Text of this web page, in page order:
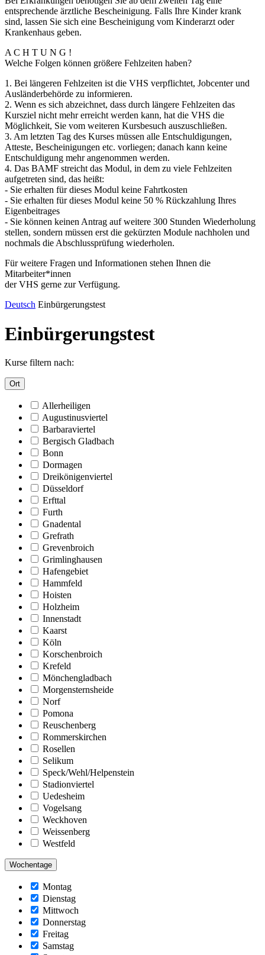
entsprechende ärztliche Bescheinigung. Falls Ihre Kinder krank
sind, lassen Sie sich eine Bescheinigung vom Kinderarzt oder
Krankenhaus geben.
A C H T U N G !
Welche Folgen können größere Fehlzeiten haben?
1. Bei längeren Fehlzeiten ist die VHS verpflichtet, Jobcenter und
Ausländerbehörde zu informieren.
2. Wenn es sich abzeichnet, dass durch längere Fehlzeiten das
Kursziel nicht mehr erreicht werden kann, hat die VHS die
Möglichkeit, Sie vom weiteren Kursbesuch auszuschließen.
3. Am letzten Tag des Kurses müssen alle Entschuldigungen,
Atteste, Bescheinigungen etc. vorliegen; danach kann keine
Entschuldigung mehr angenommen werden.
4. Das BAMF streicht das Modul, in dem zu viele Fehlzeiten
aufgetreten sind, das heißt:
- Sie erhalten für dieses Modul keine Fahrtkosten
- Sie erhalten für dieses Modul keine 50 % Rückzahlung Ihres
Eigenbeitrages
- Sie können keinen Antrag auf weitere 300 Stunden Wiederholung
stellen, sondern müssen erst die gekürzten Module nachholen und
nochmals die Abschlussprüfung wiederholen.
Für weitere Fragen und Informationen stehen Ihnen die
Mitarbeiter*innen
der VHS gerne zur Verfügung.
Deutsch Einbürgerungstest
Einbürgerungstest
Kurse filtern nach:
Ort
Allerheiligen
Augustinusviertel
Barbaraviertel
Bergisch Gladbach
Bonn
Dormagen
Dreikönigenviertel
Düsseldorf
Erfttal
Furth
Gnadental
Grefrath
Grevenbroich
Grimlinghausen
Hafengebiet
Hammfeld
Hoisten
Holzheim
Innenstadt
Kaarst
Köln
Korschenbroich
Krefeld
Mönchengladbach
Morgensternsheide
Norf
Pomona
Reuschenberg
Rommerskirchen
Rosellen
Selikum
Speck/Wehl/Helpenstein
Stadionviertel
Uedesheim
Vogelsang
Weckhoven
Weissenberg
Westfeld
Wochentage
Montag
Dienstag
Mittwoch
Donnerstag
Freitag
Samstag